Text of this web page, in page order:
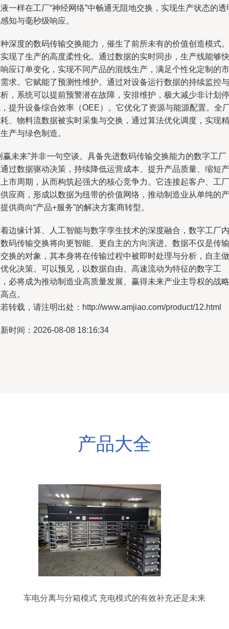
一样在工厂“神经网络”中畅通无阻地交换，实现生产状态的透
知与毫秒级响应。
深度的数码传输交换能力，催生了前所未有的价值创造模式。
现了生产的高度柔性化。通过数据的实时同步，生产线能够快
应订单变化，实现不同产品的混线生产，满足个性化定制的市
求。它赋能了预测性维护。通过对设备运行数据的持续监控与
，系统可以提前预警潜在故障，安排维护，极大减少非计划停
提升设备综合效率（OEE）。它优化了资源与能源配置。全
、物料流数据被实时采集与交换，通过算法优化调度，实现精
产与绿色制造。
赢未来”并非一句空谈。具备先进数码传输交换能力的数字工厂
过数据驱动决策，持续降低运营成本、提升产品质量、缩短产
市周期，从而构筑起强大的核心竞争力。它连接起客户、工厂
应商，形成以数据为纽带的价值网络，推动制造业从单纯的产
供商向“产品+服务”的解决方案商转型。
边缘计算、人工智能与数字孪生技术的深度融合，数字工厂内
码传输交换将向更智能、更自主的方向演进。数据不仅是传输
换的对象，其本身将在传输过程中被即时处理与分析，自主做
化决策。可以预见，以数据自由、高速流动为特征的数字工
必将成为推动制造业高质量发展、赢得未来产业主导权的战略
点。
转载，请注明出处：http://www.amjiao.com/product/12.html
时间：2026-08-08 18:16:34
产品大全
车电分离与分箱模式 充电模式的有效补充还是未来